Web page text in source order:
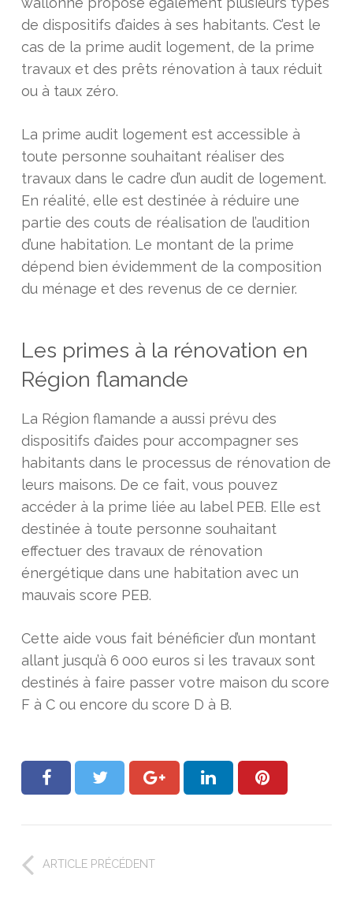
de dispositifs d’aides à ses habitants. C’est le
cas de la prime audit logement, de la prime
travaux et des prêts rénovation à taux réduit
ou à taux zéro.
La prime audit logement est accessible à
toute personne souhaitant réaliser des
travaux dans le cadre d’un audit de logement.
En réalité, elle est destinée à réduire une
partie des couts de réalisation de l’audition
d’une habitation. Le montant de la prime
dépend bien évidemment de la composition
du ménage et des revenus de ce dernier.
Les primes à la rénovation en
Région flamande
La Région flamande a aussi prévu des
dispositifs d’aides pour accompagner ses
habitants dans le processus de rénovation de
leurs maisons. De ce fait, vous pouvez
accéder à la prime liée au label PEB. Elle est
destinée à toute personne souhaitant
effectuer des travaux de rénovation
énergétique dans une habitation avec un
mauvais score PEB.
Cette aide vous fait bénéficier d’un montant
allant jusqu’à 6 000 euros si les travaux sont
destinés à faire passer votre maison du score
F à C ou encore du score D à B.
ARTICLE PRÉCÉDENT